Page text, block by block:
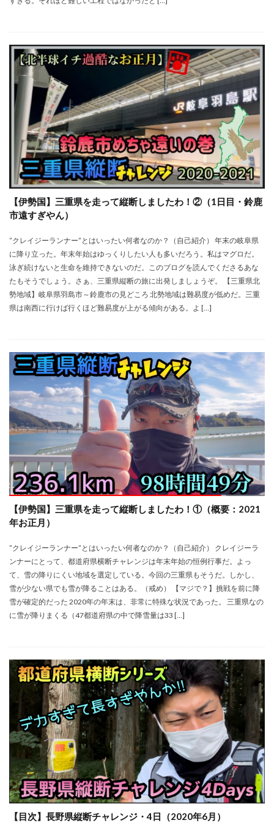
【伊勢国】三重県を走って縦断しましたわ！②（1日目・鈴鹿
市遠すぎやん）
”クレイジーランナー”とはいったい何者なのか？（自己紹介） 年末の岐阜県
に降り立った。年末年始はゆっくりしたい人も多いだろう。私はマグロだ。
泳ぎ続けないと生命を維持できないのだ。このブログを読んでくださるあな
たもそうでしょう。さぁ、三重県縦断の旅に出発しましょうぞ。 【三重県北
勢地域】岐阜県羽島市～鈴鹿市の見どころ 北勢地域は難易度が低めだ。三重
県は南西に行けば行くほど難易度が上がる傾向がある。よ […]
【伊勢国】三重県を走って縦断しましたわ！①（概要：2021
年お正月）
”クレイジーランナー”とはいったい何者なのか？（自己紹介） クレイジーラ
ンナーにとって、都道府県横断チャレンジは年末年始の恒例行事だ。よっ
て、雪の降りにくい地域を選定している。今回の三重県もそうだ。しかし、
雪が少ない県でも雪が降ることはある。（戒め） 【マジで？】挑戦を前に降
雪が確定的だった 2020年の年末は、非常に特殊な状況であった。 三重県なの
に雪が降りまくる（47都道府県の中で降雪量は33 […]
【目次】長野県縦断チャレンジ・4日（2020年6月）